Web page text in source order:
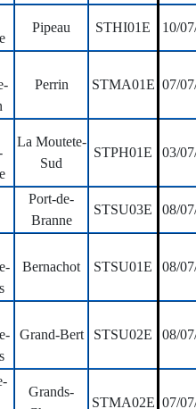
Pipeau STHI01E 10/
Perrin STMA01E 07/
La Moutete-
Sud
STPH01E 03/
Port-de-
Branne
STSU03E 08/
Bernachot STSU01E 08/
Grand-Bert STSU02E 08/
Grands-
STMA02E 07/